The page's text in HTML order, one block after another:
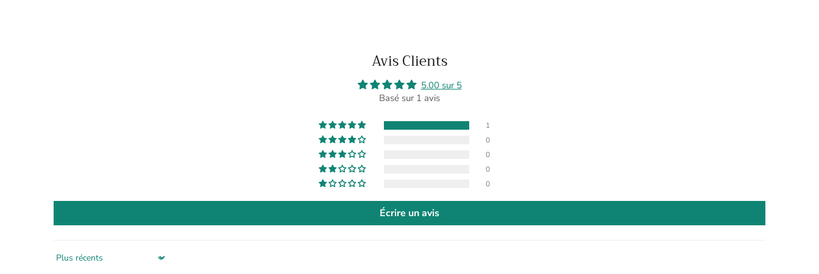
Avis Clients
5.00 sur 5
Basé sur 1 avis
1
0
0
0
0
Écrire un avis
Sort by